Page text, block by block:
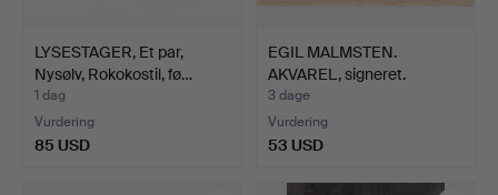
LYSESTAGER, Et par,
Nysølv, Rokokostil, fø…
1 dag
Vurdering
85 USD
EGIL MALMSTEN.
AKVAREL, signeret.
3 dage
Vurdering
53 USD